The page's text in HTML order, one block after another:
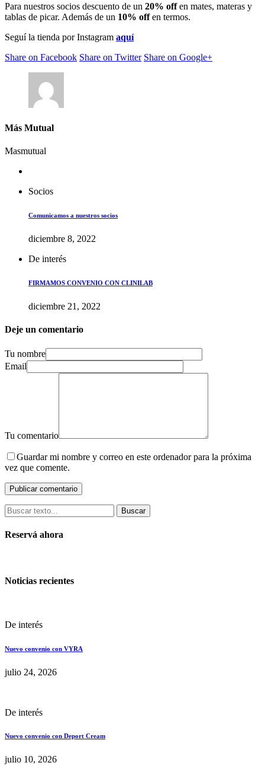
Para nuestros socios descuento de un 20% offen mates, materas y
tablas de picar. Además de un 10% offen termos.
Seguí la tienda por Instagram aquí
Share on Facebook Share on Twitter Share on Google+
Más Mutual
Masmutual
Socios
Comunicamos a nuestros socios
diciembre 8, 2022
De interés
FIRMAMOS CONVENIO CON CLINILAB
diciembre 21, 2022
Deje un comentario
Tu nombre
Email
Tu comentario
Guardar mi nombre y correo en este ordenador para la próxima
vez que comente.
Buscar
Reservá ahora
Noticias recientes
De interés
Nuevo convenio con VYRA
julio 24, 2026
De interés
Nuevo convenio con Deport Cream
julio 10, 2026